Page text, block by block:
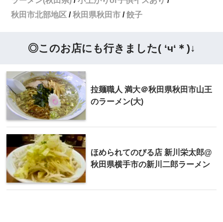
秋田市北部地区
秋田県秋田市 餃子
◎このお店にも行きました( ‘ч‘＊)↓
拉麺職人 満大＠秋田県秋田市山王
のラーメン(大)
ほめられてのびる店 新川栄太郎@
秋田県横手市の新川二郎ラーメン